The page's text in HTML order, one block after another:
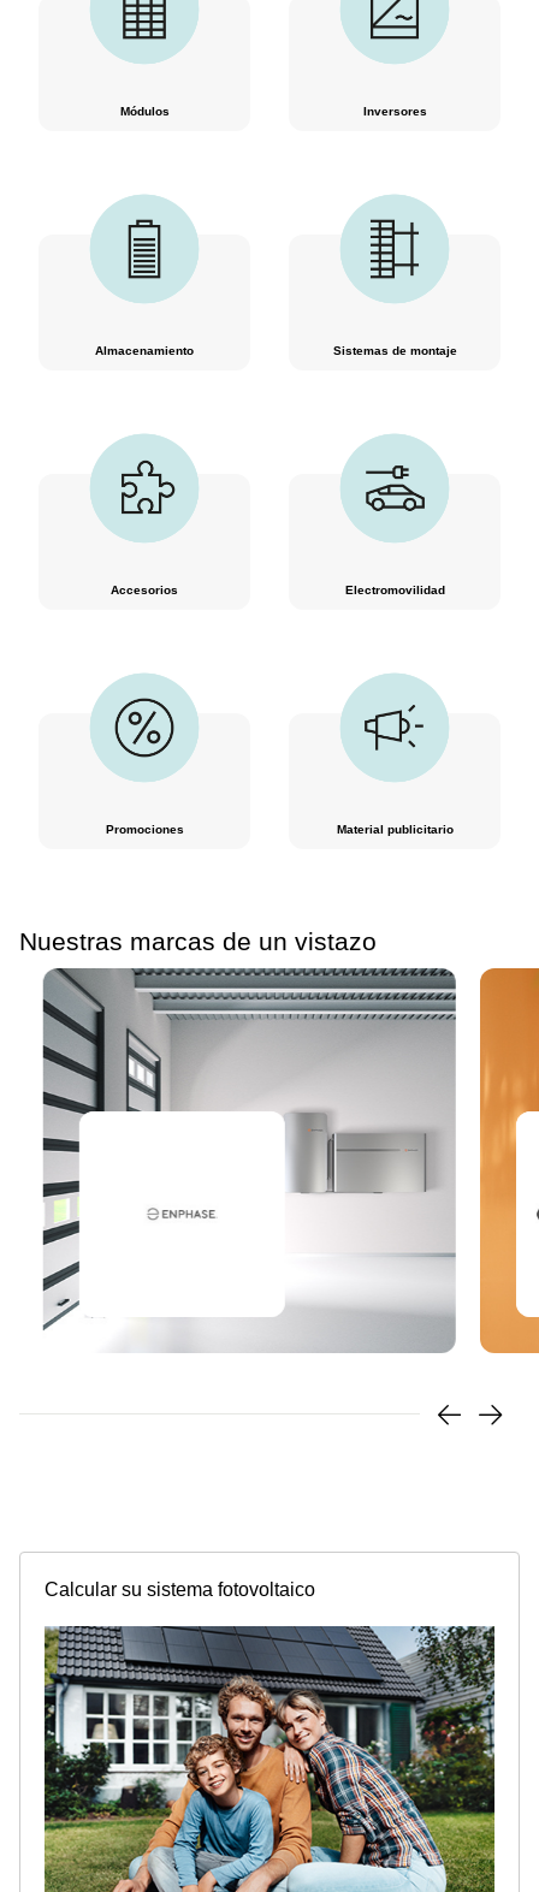
Módulos Inversores
Almacenamiento Sistemas de montaje
Accesorios Electromovilidad
Promociones Material publicitario
Nuestras marcas de un vistazo
Calcular su sistema fotovoltaico